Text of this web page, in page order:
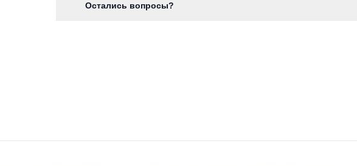
Остались вопросы?